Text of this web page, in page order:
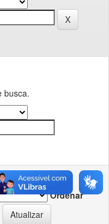
busca.
registros por
Ordenar